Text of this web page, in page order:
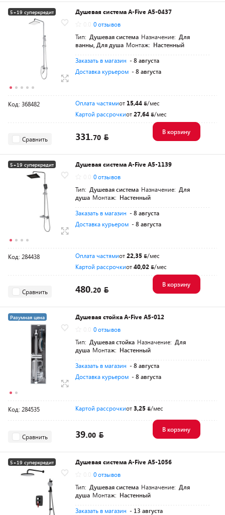
5+19 суперкредит
Разумная цена
Душевая система A-Five A5-0437
0 отзывов
Тип: Душевая система Назначение: Для
ванны, Для душа Монтаж: Настенный
Заказать в магазин - 8 августа
Доставка курьером - 8 августа
Код: 368482 Оплата частямиот 15,44
/мес
Картой рассрочкиот27,64 /мес
Сравнить 331.70
В корзину
5+19 суперкредит
Разумная цена
Душевая система A-Five A5-1139
0 отзывов
Тип: Душевая система Назначение: Для
душа Монтаж: Настенный
Заказать в магазин - 8 августа
Доставка курьером - 8 августа
Код: 284438 Оплата частямиот22,35
/мес
Картой рассрочкиот40,02 /мес
Сравнить 480.20
В корзину
Разумная цена
Душевая стойка A-Five A5-012
0 отзывов
Тип: Душевая стойка Назначение: Для
душа Монтаж: Настенный
Заказать в магазин - 8 августа
Доставка курьером - 8 августа
Код: 284535 Картой рассрочкиот3,25 /мес
Сравнить 39.00
В корзину
5+19 суперкредит
Разумная цена
Душевая система A-Five A5-1056
0 отзывов
Тип: Душевая система Назначение: Для
душа Монтаж: Настенный
Заказать в магазин - 13 августа